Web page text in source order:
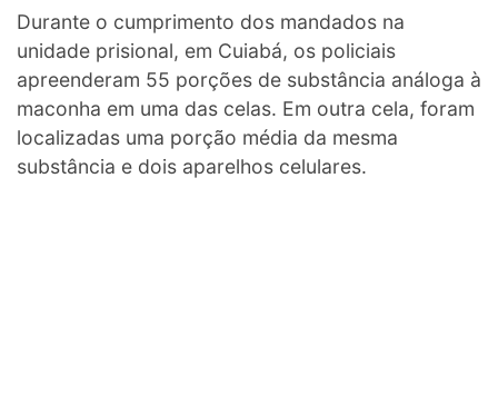
Durante o cumprimento dos mandados na
unidade prisional, em Cuiabá, os policiais
apreenderam 55 porções de substância análoga à
maconha em uma das celas. Em outra cela, foram
localizadas uma porção média da mesma
substância e dois aparelhos celulares.